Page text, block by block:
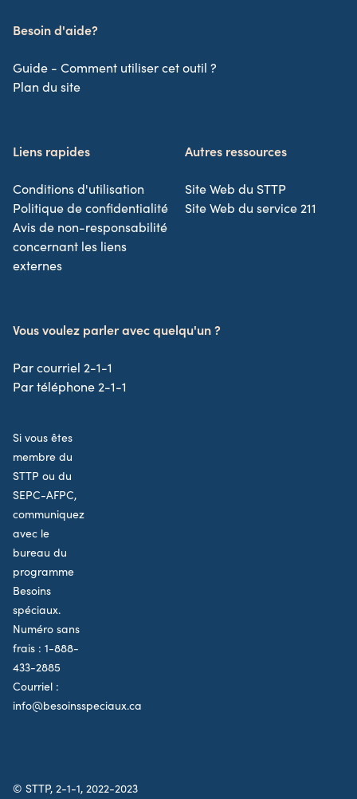
Besoin d'aide?
Guide - Comment utiliser cet outil ?
Plan du site
Liens rapides
Conditions d'utilisation
Politique de confidentialité
Avis de non-responsabilité
concernant les liens
externes
Autres ressources
Site Web du STTP
Site Web du service 211
Vous voulez parler avec quelqu'un ?
Par courriel 2-1-1
Par téléphone 2-1-1
Si vous êtes
membre du
STTP ou du
SEPC-AFPC,
communiquez
avec le
bureau du
programme
Besoins
spéciaux.
Numéro sans
frais : 1-888-
433-2885
Courriel :
info@besoinsspeciaux.ca
© STTP, 2-1-1, 2022-2023